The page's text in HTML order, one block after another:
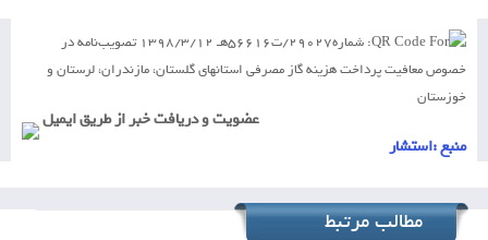
منبع :استشار
مطالب مرتبط